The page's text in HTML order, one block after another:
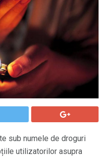
sub numele de droguri
utilizatorilor asupra